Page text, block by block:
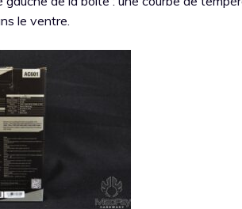
le ventre.